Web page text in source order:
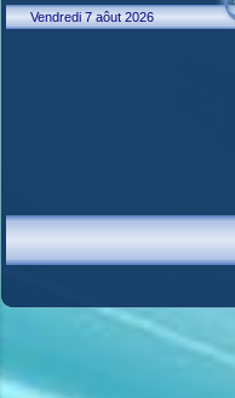
Vendredi 7 aôut 2026